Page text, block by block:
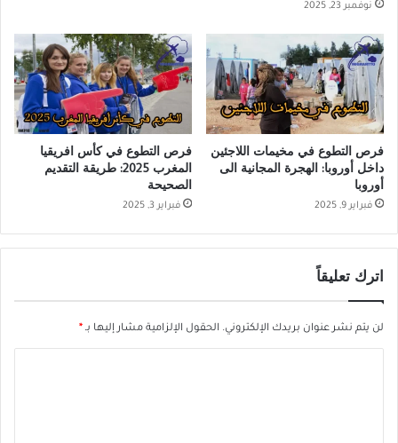
نوفمبر 23, 2025
فرص التطوع في مخيمات اللاجئين
داخل أوروبا: الهجرة المجانية الى
أوروبا
فبراير 9, 2025
فرص التطوع في كأس افريقيا
المغرب 2025: طريقة التقديم
الصحيحة
فبراير 3, 2025
اترك تعليقاً
لن يتم نشر عنوان بريدك الإلكتروني. الحقول الإلزامية مشار إليها بـ *